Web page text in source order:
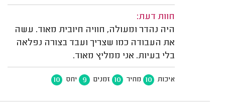
חוות דעת:
היה נהדר ומעולה, חוויה חיובית מאוד. עשה
את העבודה כמו שצריך ועבד בצורה נפלאה
בלי בעיות. אני ממליץ מאוד.
איכות 10 מחיר 10 זמנים 9 יחס 10